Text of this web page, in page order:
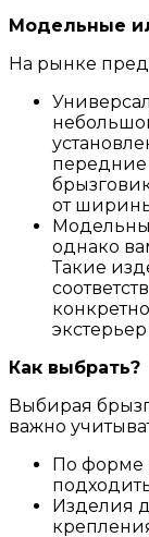
Модельные
На рынке
передние
от
однако
Такие
Как выбрать?
Выбирая
важно
По форме
Изделия